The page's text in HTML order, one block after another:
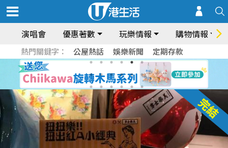
演唱會 優惠著數 玩樂情報 購物情報
熱門關鍵字： 公屋熱話 娛樂新聞 定期存款